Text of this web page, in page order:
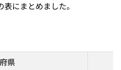
にまとめました。
県